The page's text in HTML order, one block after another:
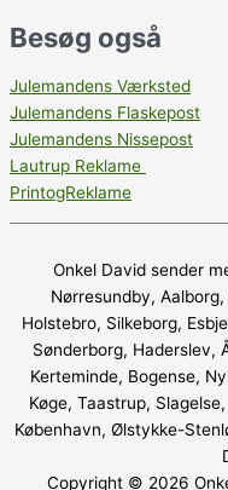
Besøg også
Julemandens Værksted
Julemandens Flaskepost
Julemandens Nissepost
Lautrup Reklame
PrintogReklame
Onkel David sender
Nørresundby,
Holstebro, Silkeborg,
Sønderborg, Haderslev,
Kerteminde, Bogense,
Køge, Taastrup,
København, Ølstykke-
Copyright © 2026